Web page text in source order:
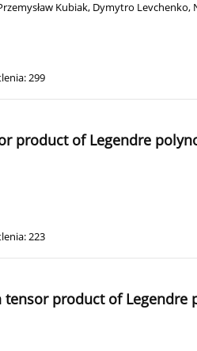
Kubiak, Dymytro Levchenko,
299
product of Legendre
223
product of Legendre